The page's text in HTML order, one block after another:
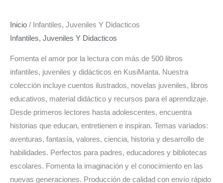
Inicio / Infantiles, Juveniles Y Didacticos
Infantiles, Juveniles Y Didacticos
Fomenta el amor por la lectura con más de 500 libros
infantiles, juveniles y didácticos en KusiManta. Nuestra
colección incluye cuentos ilustrados, novelas juveniles, libros
educativos, material didáctico y recursos para el aprendizaje.
Desde primeros lectores hasta adolescentes, encuentra
historias que educan, entretienen e inspiran. Temas variados:
aventuras, fantasía, valores, ciencia, historia y desarrollo de
habilidades. Perfectos para padres, educadores y bibliotecas
escolares. Fomenta la imaginación y el conocimiento en las
nuevas generaciones. Producción de calidad con envío rápido